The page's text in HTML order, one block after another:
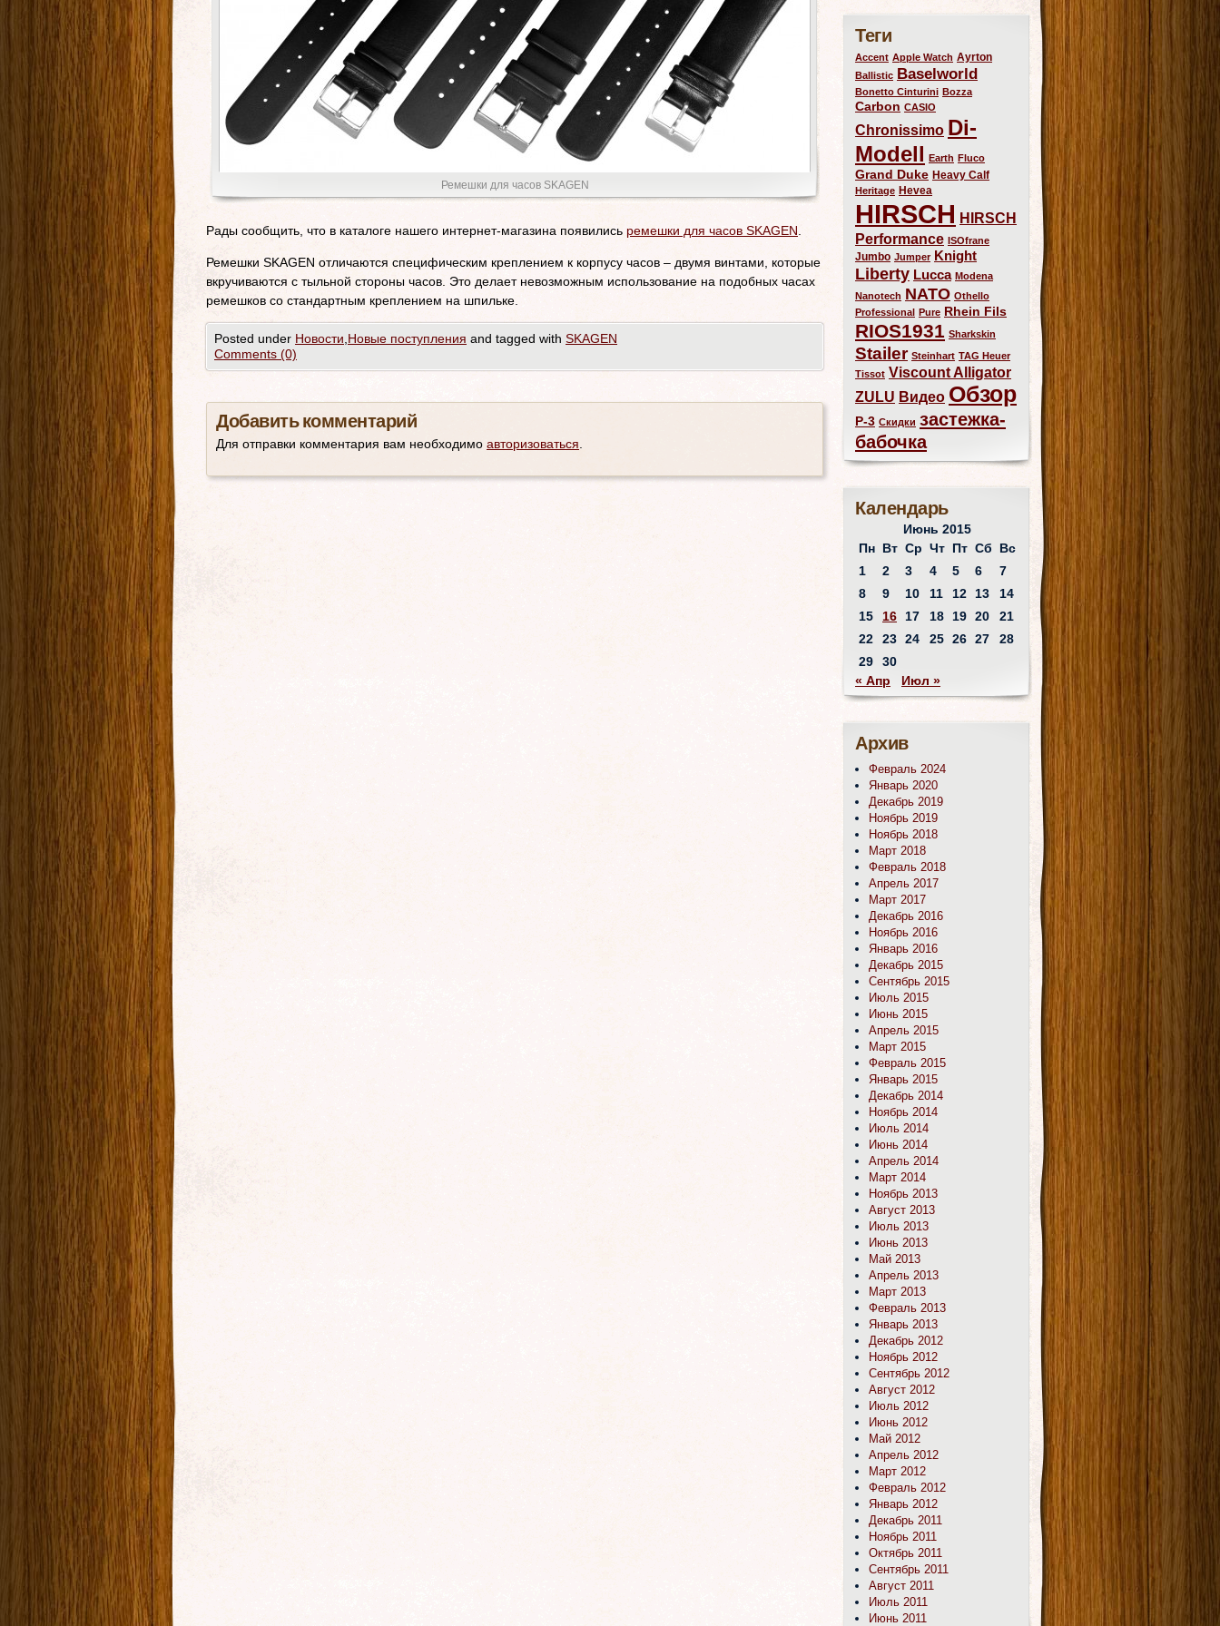
Ремешки для часов SKAGEN
Рады сообщить, что в каталоге нашего интернет-магазина появились ремешки для часов SKAGEN
Ремешки SKAGEN отличаются специфическим креплением к корпусу часов – двумя винтами, которые
вкручиваются с тыльной стороны часов. Это делает невозможным использование на подобных часах
ремешков со стандартным креплением на шпильке.
Posted under Новости Новые поступления and tagged with SKAGEN
Comments (0)
Добавить комментарий
Для отправки комментария вам необходимо авторизоваться
Теги
Accent Apple Watch Ayrton
Ballistic Baselworld
Bonetto Cinturini Bozza
Carbon CASIO
Chronissimo Di-
Modell Earth Fluco
Grand Duke Heavy Calf
Heritage Hevea
HIRSCH HIRSCH
Performance ISOfrane
Jumbo Jumper Knight
Liberty Lucca Modena
Nanotech NATO Othello
Professional Pure Rhein Fils
RIOS1931 Sharkskin
Stailer Steinhart TAG Heuer
Tissot Viscount Alligator
ZULU Видео Обзор
Р-3 Скидки застежка-
бабочка
Календарь
Июнь 2015
Пн Вт Ср Чт Пт Сб
Вс
1
2 3 4 5 6
7
8
9 10 11 12 13
14
15
16 17 18 19 20
21
22
23 24 25 26 27
28
29
30
« Апр
Июл »
Архив
Февраль 2024
Январь 2020
Декабрь 2019
Ноябрь 2019
Ноябрь 2018
Март 2018
Февраль 2018
Апрель 2017
Март 2017
Декабрь 2016
Ноябрь 2016
Январь 2016
Декабрь 2015
Сентябрь 2015
Июль 2015
Июнь 2015
Апрель 2015
Март 2015
Февраль 2015
Январь 2015
Декабрь 2014
Ноябрь 2014
Июль 2014
Июнь 2014
Апрель 2014
Март 2014
Ноябрь 2013
Август 2013
Июль 2013
Июнь 2013
Май 2013
Апрель 2013
Март 2013
Февраль 2013
Январь 2013
Декабрь 2012
Ноябрь 2012
Сентябрь 2012
Август 2012
Июль 2012
Июнь 2012
Май 2012
Апрель 2012
Март 2012
Февраль 2012
Январь 2012
Декабрь 2011
Ноябрь 2011
Октябрь 2011
Сентябрь 2011
Август 2011
Июль 2011
Июнь 2011